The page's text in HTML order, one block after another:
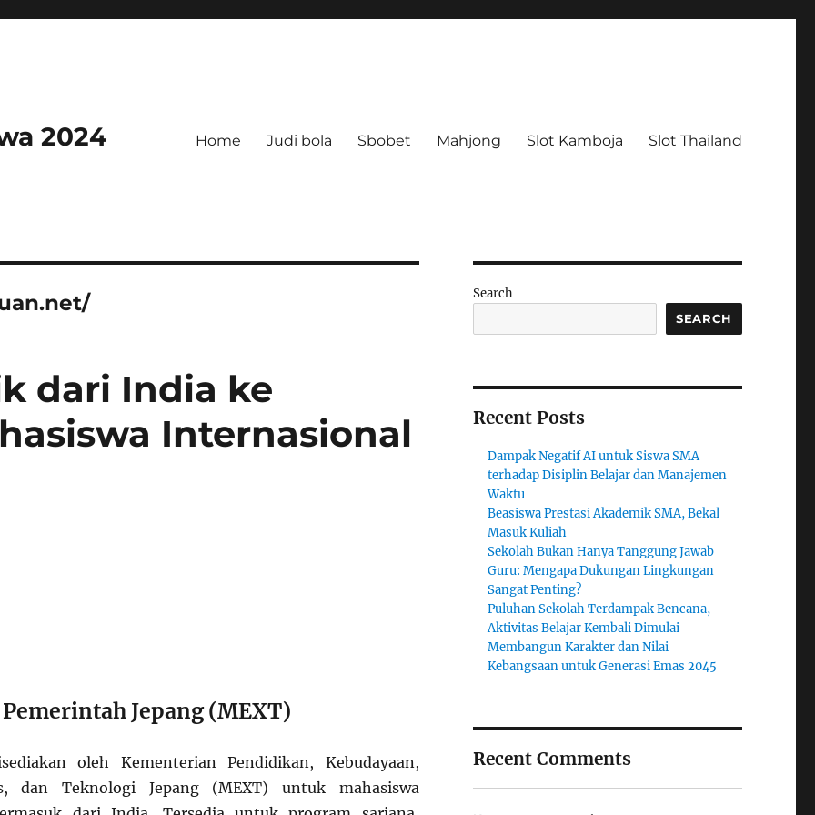
2024 Home Judi bola Sbobet Mahjong Slot Kamboja Slot Thailand
dari India ke
Internasional
Jepang (MEXT)
oleh Kementerian Pendidikan, Kebudayaan,
dan Teknologi Jepang (MEXT) untuk mahasiswa
Search
SEARCH
Recent Posts
Dampak Negatif AI untuk Siswa SMA
terhadap Disiplin Belajar dan Manajemen
Waktu
Beasiswa Prestasi Akademik SMA, Bekal
Masuk Kuliah
Sekolah Bukan Hanya Tanggung Jawab
Guru: Mengapa Dukungan Lingkungan
Sangat Penting?
Puluhan Sekolah Terdampak Bencana,
Aktivitas Belajar Kembali Dimulai
Membangun Karakter dan Nilai
Kebangsaan untuk Generasi Emas 2045
Recent Comments